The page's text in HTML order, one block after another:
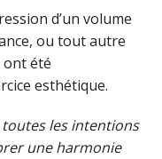
d’un volume
ou tout autre
été
esthétique.
les intentions
une harmonie